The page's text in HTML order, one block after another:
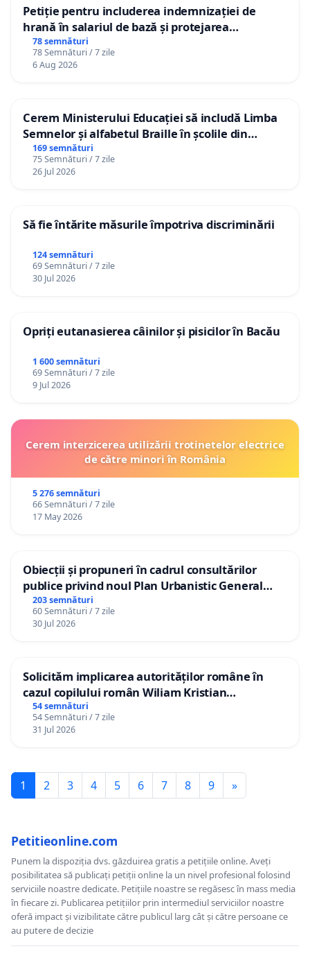
Petiție pentru includerea indemnizației de
hrană în salariul de bază și protejarea
gradațiilor de vechime pentru asistenții
personali
78 semnături
78 Semnături / 7 zile
6 Aug 2026
Cerem Ministerului Educației să includă Limba
Semnelor și alfabetul Braille în școlile din
Republica Moldova!
169 semnături
75 Semnături / 7 zile
26 Jul 2026
Să fie întărite măsurile împotriva discriminării
124 semnături
69 Semnături / 7 zile
30 Jul 2026
Opriți eutanasierea câinilor și pisicilor în Bacău
1 600 semnături
69 Semnături / 7 zile
9 Jul 2026
Cerem interzicerea utilizării trotinetelor electrice
de către minori în România
5 276 semnături
66 Semnături / 7 zile
17 May 2026
Obiecții și propuneri în cadrul consultărilor
publice privind noul Plan Urbanistic General
(PUG) Ialoveni
203 semnături
60 Semnături / 7 zile
30 Jul 2026
Solicităm implicarea autorităților române în
cazul copilului român Wiliam Kristian
Gheorghe, aflat în plasament în Danemarca de
12 ani
54 semnături
54 Semnături / 7 zile
31 Jul 2026
1 2 3 4 5 6 7 8 9 »
Petitieonline.com
Punem la dispoziția dvs. găzduirea gratis a petițiile online. Aveți
posibilitatea să publicați petiții online la un nivel profesional folosind
serviciile noastre dedicate. Petițiile noastre se regăsesc în mass media
în fiecare zi. Publicarea petițiilor prin intermediul serviciilor noastre
oferă impact și vizibilitate către publicul larg cât și către persoane ce
au putere de decizie